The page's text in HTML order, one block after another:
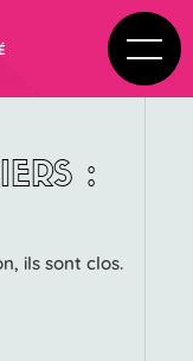
:
ils sont clos.